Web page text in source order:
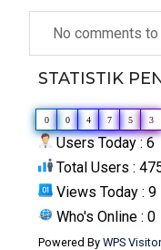
No comments to
STATISTIK
0 0 4 7 5 3
Users Today : 6
Total Users :
Views Today : 9
Who's Online : 0
Powered By WPS